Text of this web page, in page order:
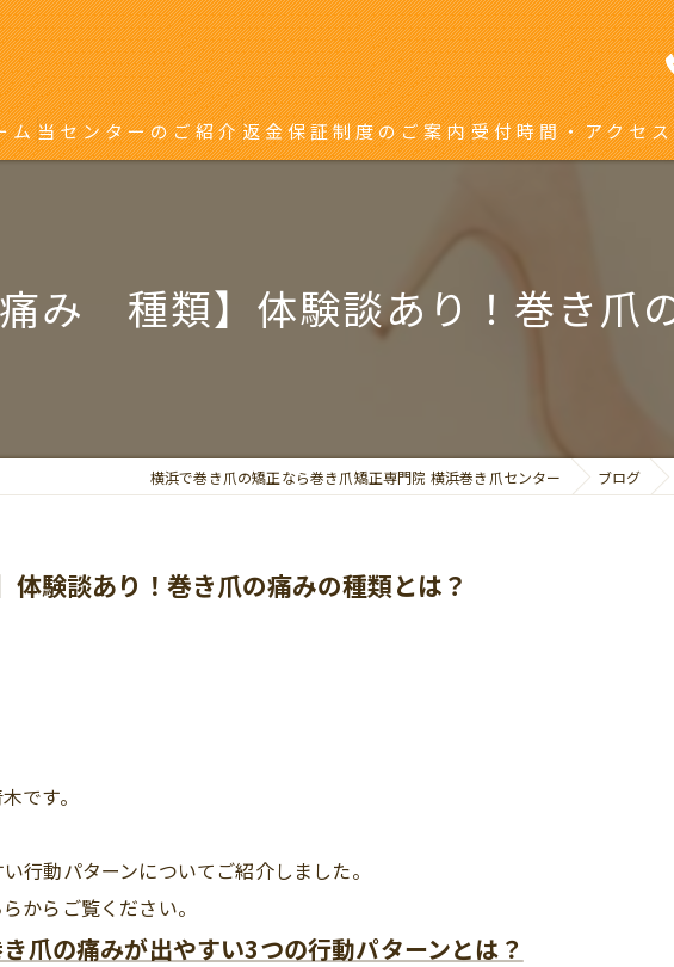
ム当センターのご紹介返金保証制度のご案内受付時間・アクセス
み 種類】体験談あり！巻き爪
横浜で巻き爪の矯正なら巻き爪矯正専門院 横浜巻き爪センター ブログ
験談あり！巻き爪の痛みの種類とは？
です。
行動パターンについてご紹介しました。
からご覧ください。
爪の痛みが出やすい3つの行動パターンとは？